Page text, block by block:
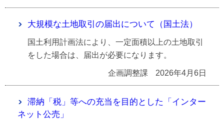
大規模な土地取引の届出について（国土法）
国土利用計画法により、一定面積以上の土地取引
をした場合は、届出が必要になります。
企画調整課 2026年4月6日
滞納「税」等への充当を目的とした「インター
ネット公売」